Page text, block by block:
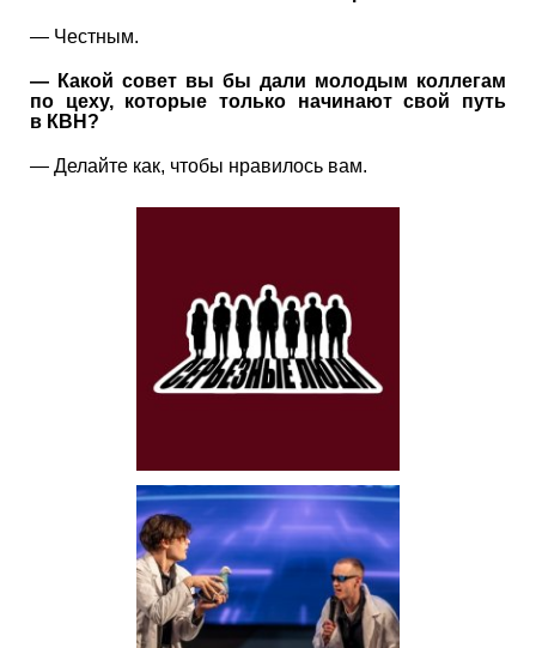
— Честным.
— Какой совет вы бы дали молодым коллегам
по цеху, которые только начинают свой путь
в КВН?
— Делайте как, чтобы нравилось вам.